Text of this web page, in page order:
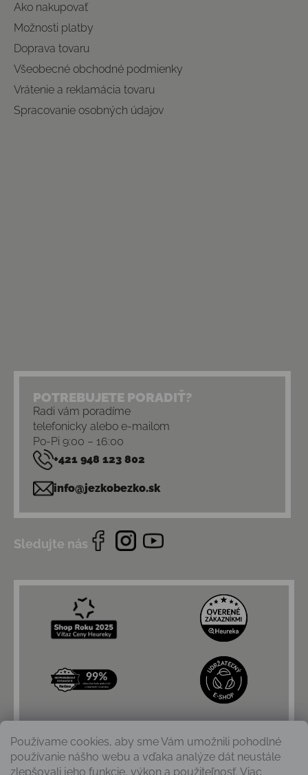
Používame cookies, aby sme Vám umožnili pohodlné
používanie nášho webu a vďaka analýze dát neustále
zlepšovali jeho funkcie, výkon a použiteľnosť. Viac
Ako nakupovať
Možnosti platby
Doprava tovaru
Všeobecné obchodné podmienky
Vrátenie a reklamácia tovaru
Spracovanie osobných údajov
POTREBUJETE PORADIŤ?
Radi vám poradíme
telefonicky alebo e-mailom
Po-Pi 9:00 – 16:00
+421 948 123 802
info@jezkobezko.sk
Sledujte nás